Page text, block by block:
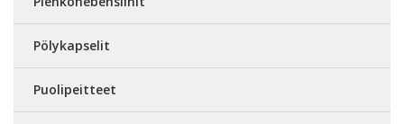
Pölykapselit
Puolipeitteet